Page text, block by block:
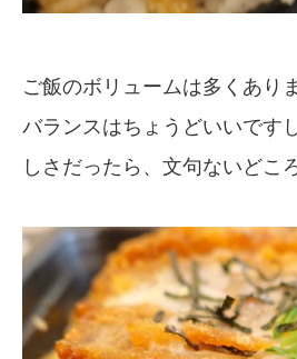
ご飯のボリュームは多くあり
バランスはちょうどいいです
しさだったら、文句ないどこ